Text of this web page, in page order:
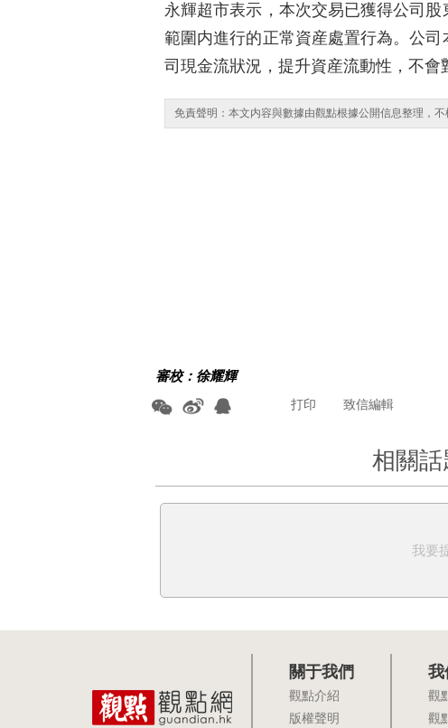
永輝超市表示，本次交易已獲得公司
範圍内進行的正常資産處置行為。公
司現金流狀況，提升資産流動性，不會
免責聲明：本文内容與數據由觀點根據公開信息整理，不
審校：徐耀輝
致信編輯
打印
相關
我要
關于我們
觀點介紹
版權聲明
我
觀
觀